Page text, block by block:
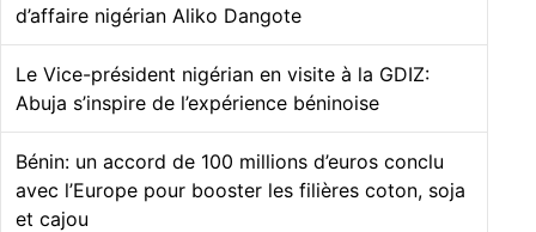
d’affaire nigérian Aliko Dangote
Le Vice-président nigérian en visite à la GDIZ:
Abuja s’inspire de l’expérience béninoise
Bénin: un accord de 100 millions d’euros conclu
avec l’Europe pour booster les filières coton, soja
et cajou